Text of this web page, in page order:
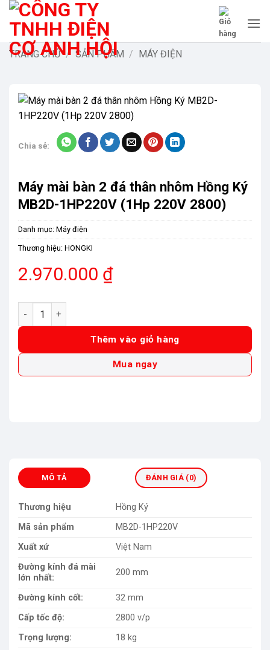
Bỏ
qua
dungTRANG CHỦ / SẢN PHẨM / MÁY ĐIỆN
Chia sẻ:
Máy mài bàn 2 đá thân nhôm Hồng Ký
MB2D-1HP220V (1Hp 220V 2800)
Danh mục: Máy điện
Thương hiệu: HONGKI
2.970.000 ₫
Máy mài bàn 2 đá thân nhôm Hồng Ký MB2D-1HP220V (1Hp
Thêm vào giỏ hàng
Mua ngay
MÔ TẢ ĐÁNH GIÁ (0)
Thương hiệu
Hồng Ký
Mã sản phẩm
MB2D-1HP220V
Xuất xứ
Việt Nam
Đường kính đá mài
lớn nhất:
200 mm
Đường kính cốt:
32 mm
Cấp tốc độ:
2800 v/p
Trọng lượng:
18 kg